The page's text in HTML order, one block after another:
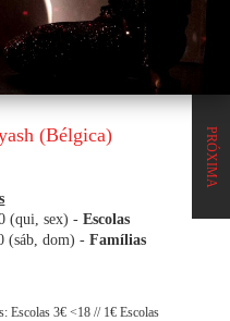
PRÓXIMA
(Bélgica)
(qui, sex) -Escolas
(sáb, dom) -Famílias
Escolas 3€ <18 // 1€ Escolas